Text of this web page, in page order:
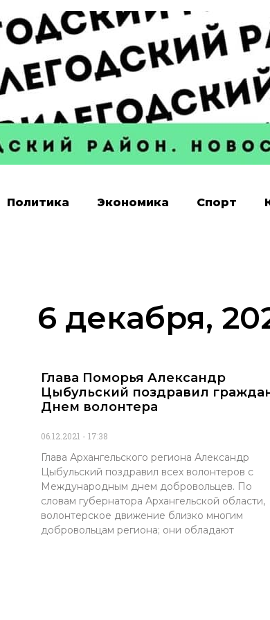
Политика Экономика Спорт
6 декабря,
Глава Поморья Александр
Цыбульский поздравил
Днем волонтера
06.12.2021 17:38
Глава Архангельского региона Александр
Цыбульский поздравил всех волонтеров с
Международным днем добровольцев. По
словам губернатора Архангельской области,
волонтерское движение близко многим
добровольцам региона; они обладают